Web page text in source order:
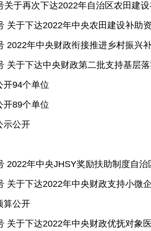
关于再次下达2022年自治区农田建
关于下达2022年中央农田建设补助
2022年中央财政衔接推进乡村振兴
关于下达中央财政第二批支持基层
开94个单位
开89个单位
示公开
2022年中央JHSY奖励扶助制度自治
关于下达2022年中央财政支持小微
算公开
关于下达2022年中央财政优抚对象